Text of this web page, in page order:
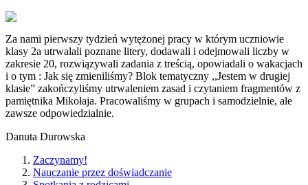
Za nami pierwszy tydzień wytężonej pracy w którym uczniowie
klasy 2a utrwalali poznane litery, dodawali i odejmowali liczby w
zakresie 20, rozwiązywali zadania z treścią, opowiadali o wakacjach
i o tym : Jak się zmieniliśmy? Blok tematyczny ,,Jestem w drugiej
klasie” zakończyliśmy utrwaleniem zasad i czytaniem fragmentów z
pamiętnika Mikołaja. Pracowaliśmy w grupach i samodzielnie, ale
zawsze odpowiedzialnie.
Danuta Durowska
Zaczynamy!
Nauczanie przez doświadczanie